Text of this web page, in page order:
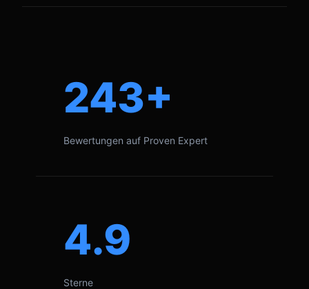
243+
Bewertungen auf Proven Expert
4.9
Sterne